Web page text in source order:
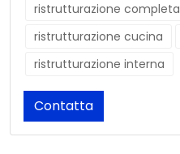
ristrutturazione completa
ristrutturazione cucina
ristrutturazione interna
Contatta